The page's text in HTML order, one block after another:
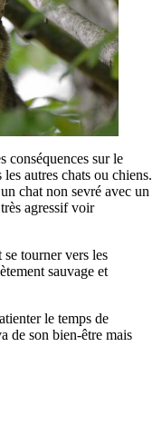
conséquences sur le
autres chats ou chiens.
chat non sevré avec un
agressif voir
tourner vers les
sauvage et
le temps de
de son bien-être mais